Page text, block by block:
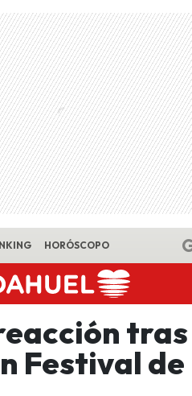
HORÓSCOPO
tras
Festival de